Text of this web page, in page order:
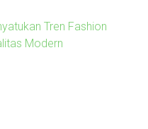
Tren Fashion
Modern